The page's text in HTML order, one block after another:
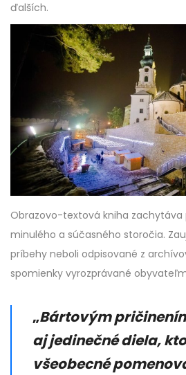
ďalších.
Obrazovo-textová kniha
minulého a súčasného storočia.
príbehy neboli odpisované z
spomienky vyrozprávané
„Bártovým
aj jedinečné diela,
všeobecné